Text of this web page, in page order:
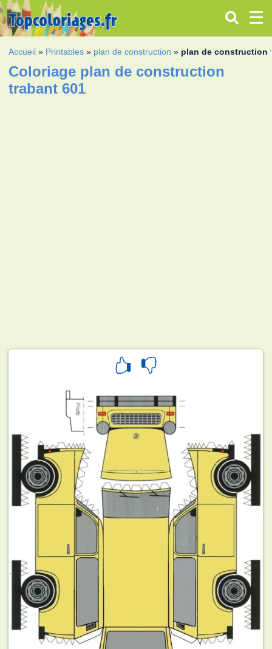
Accueil » Printables » plan de construction » plan de construction
Coloriage plan de construction
trabant 601